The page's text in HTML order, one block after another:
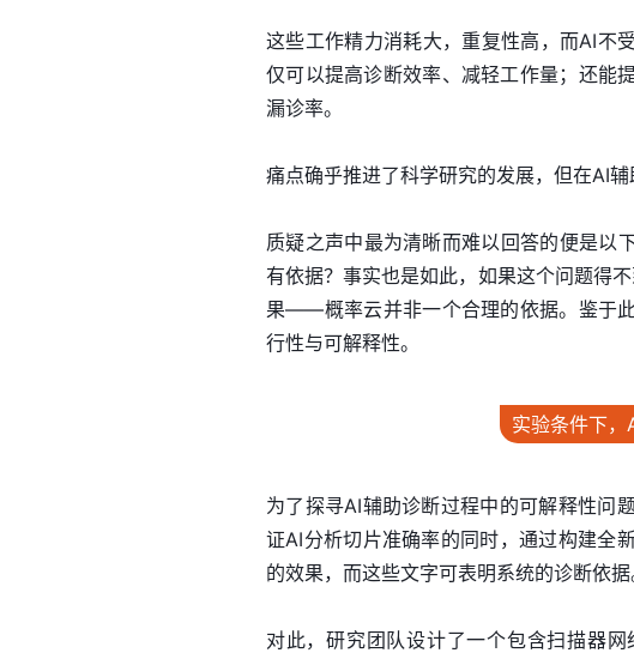
这些工作精力消耗大，重复性高，而AI不
仅可以提高诊断效率、减轻工作量；还能
漏诊率。
痛点确乎推进了科学研究的发展，但在AI
质疑之声中最为清晰而难以回答的便是以
有依据？事实也是如此，如果这个问题得
果——概率云并非一个合理的依据。鉴于
行性与可解释性。
实验条件下
为了探寻AI辅助诊断过程中的可解释性问
证AI分析切片准确率的同时，通过构建全
的效果，而这些文字可表明系统的诊断依据
对此，研究团队设计了一个包含扫描器